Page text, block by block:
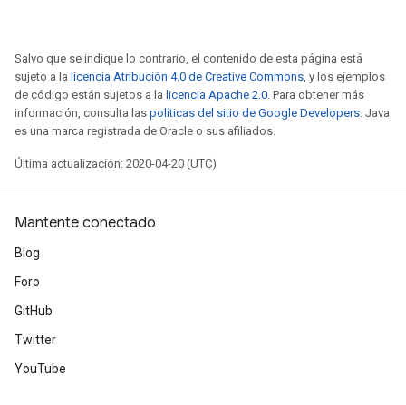
Salvo que se indique lo contrario, el contenido de esta página está
sujeto a la licencia Atribución 4.0 de Creative Commons, y los ejemplos
de código están sujetos a la licencia Apache 2.0. Para obtener más
información, consulta las políticas del sitio de Google Developers. Java
es una marca registrada de Oracle o sus afiliados.
Última actualización: 2020-04-20 (UTC)
Mantente conectado
Blog
Foro
GitHub
Twitter
YouTube